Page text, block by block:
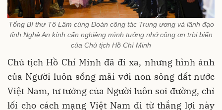
Tổng Bí thư Tô Lâm cùng Đoàn công tác Trung ương và lãnh đạo
tỉnh Nghệ An kính cẩn nghiêng mình tưởng nhớ công ơn trời biển
của Chủ tịch Hồ Chí Minh
Chủ tịch Hồ Chí Minh đã đi xa, nhưng hình ảnh
của Người luôn sống mãi với non sông đất nước
Việt Nam, tư tưởng của Người luôn soi đường, chỉ
lối cho cách mạng Việt Nam đi từ thắng lợi này